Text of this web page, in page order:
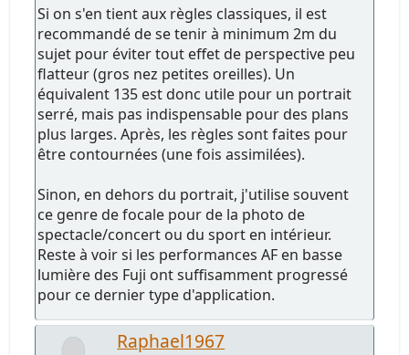
Si on s'en tient aux règles classiques, il est
recommandé de se tenir à minimum 2m du
sujet pour éviter tout effet de perspective peu
flatteur (gros nez petites oreilles). Un
équivalent 135 est donc utile pour un portrait
serré, mais pas indispensable pour des plans
plus larges. Après, les règles sont faites pour
être contournées (une fois assimilées).
Sinon, en dehors du portrait, j'utilise souvent
ce genre de focale pour de la photo de
spectacle/concert ou du sport en intérieur.
Reste à voir si les performances AF en basse
lumière des Fuji ont suffisamment progressé
pour ce dernier type d'application.
Raphael1967